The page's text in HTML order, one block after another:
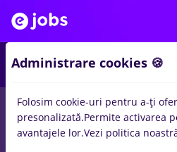
locuri de muncajob online, Part
pentruStudentinConstructii /
Administrare cookies 🍪
Folosim cookie-uri pentru a-ți
presonalizată.Permite activarea
avantajele lor.Vezi politica